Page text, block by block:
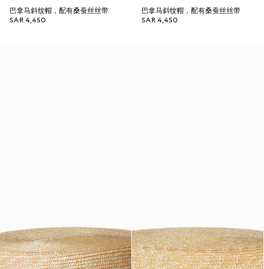
巴拿马斜纹帽，配有桑蚕丝丝带
SAR 4,450
巴拿马斜纹帽，配有桑蚕丝丝带
SAR 4,450